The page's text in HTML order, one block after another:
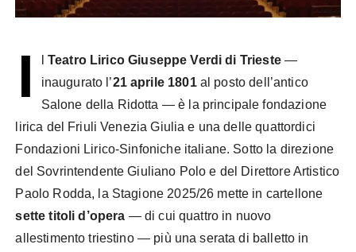
I Teatro Lirico Giuseppe Verdi di Trieste—
inaugurato l’21 aprile 1801al posto dell’antico
Salone della Ridotta — è la principale fondazione
lirica del Friuli Venezia Giulia e una delle quattordici
Fondazioni Lirico-Sinfoniche italiane. Sotto la direzione
del Sovrintendente Giuliano Polo e del Direttore Artistico
Paolo Rodda, la Stagione 2025/26 mette in cartellone
sette titoli d’opera — di cui quattro in nuovo
allestimento triestino — più una serata di balletto in